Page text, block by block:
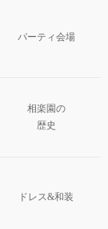
パーティ会場
相楽園の
歴史
ドレス&和装